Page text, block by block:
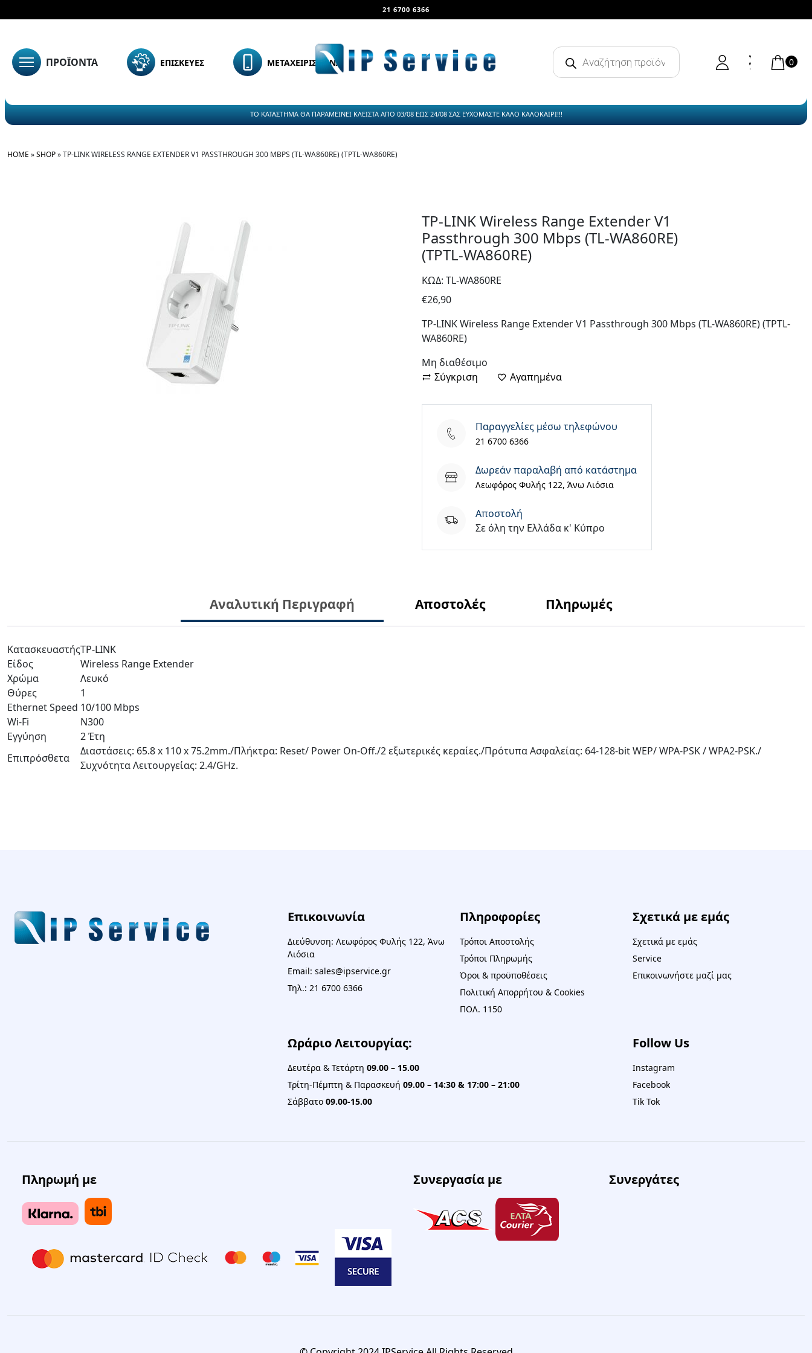
21 6700 6366
ΠΡΟΪΟΝΤΑ ΕΠΙΣΚΕΥΕΣ ΜΕΤΑΧΕΙΡΙΣΜΕΝΑ
Products
search 0
ΤΟ ΚΑΤΑΣΤΗΜΑ ΘΑ ΠΑΡΑΜΕΙΝΕΙ ΚΛΕΙΣΤΑ ΑΠΟ 03/08 ΕΩΣ 24/08 ΣΑΣ ΕΥΧΟΜΑΣΤΕ ΚΑΛΟ ΚΑΛΟΚΑΙΡΙ!!!
HOME »SHOP»TP-LINK WIRELESS RANGE EXTENDER V1 PASSTHROUGH 300 MBPS (TL-WA860RE) (TPTL-WA860RE)
TP-LINK Wireless Range Extender V1
Passthrough 300 Mbps (TL-WA860RE)
(TPTL-WA860RE)
ΚΩΔ: TL-WA860RE
€26,90
TP-LINK Wireless Range Extender V1 Passthrough 300 Mbps (TL-WA860RE) (TPTL-
WA860RE)
Μη διαθέσιμο
Σύγκριση
Αγαπημένα
Παραγγελίες μέσω τηλεφώνου
21 6700 6366
Δωρεάν παραλαβή από κατάστημα
Λεωφόρος Φυλής 122, Άνω Λιόσια
Aποστολή
Σε όλη την Ελλάδα κ' Κύπρο
Αναλυτική Περιγραφή Αποστολές Πληρωμές
ΚατασκευαστήςTP-LINK
Είδος
Wireless Range Extender
Χρώμα
Λευκό
Θύρες
1
Ethernet Speed 10/100 Mbps
Wi-Fi
Ν300
Εγγύηση
2 Έτη
Επιπρόσθετα
Διαστάσεις: 65.8 x 110 x 75.2mm./Πλήκτρα: Reset/ Power On-Off./2 εξωτερικές κεραίες./Πρότυπα Ασφαλείας: 64-128-bit WEP/ WPA-PSK / WPA2-PSK./
Συχνότητα Λειτουργείας: 2.4/GHz.
Επικοινωνία
Διεύθυνση: Λεωφόρος Φυλής 122, Άνω
Λιόσια
Email: sales@ipservice.gr
Τηλ.: 21 6700 6366
Πληροφορίες
Τρόποι Αποστολής
Τρόποι Πληρωμής
Όροι & προϋποθέσεις
Πολιτική Απορρήτου & Cookies
ΠΟΛ. 1150
Σχετικά με εμάς
Σχετικά με εμάς
Service
Επικοινωνήστε μαζί μας
Ωράριο Λειτουργίας:
Δευτέρα & Τετάρτη 09.00 – 15.00
Τρίτη-Πέμπτη & Παρασκευή 09.00 – 14:30 & 17:00 – 21:00
Σάββατο 09.00-15.00
Follow Us
Instagram
Facebook
Tik Tok
Πληρωμή με Συνεργασία με Συνεργάτες